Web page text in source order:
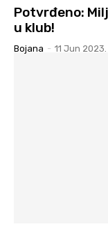
Potvrđeno:
u klub!
Bojana - 11 Jun 2023.